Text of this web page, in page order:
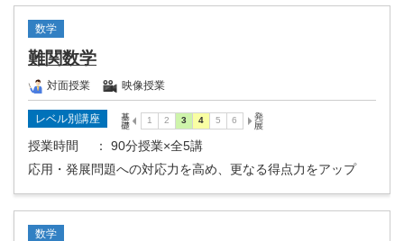
数学
難関数学
対面授業 映像授業
レベル別講座
授業時間
： 90分授業×全5講
応用・発展問題への対応力を高め、更なる得点力をアップ
数学